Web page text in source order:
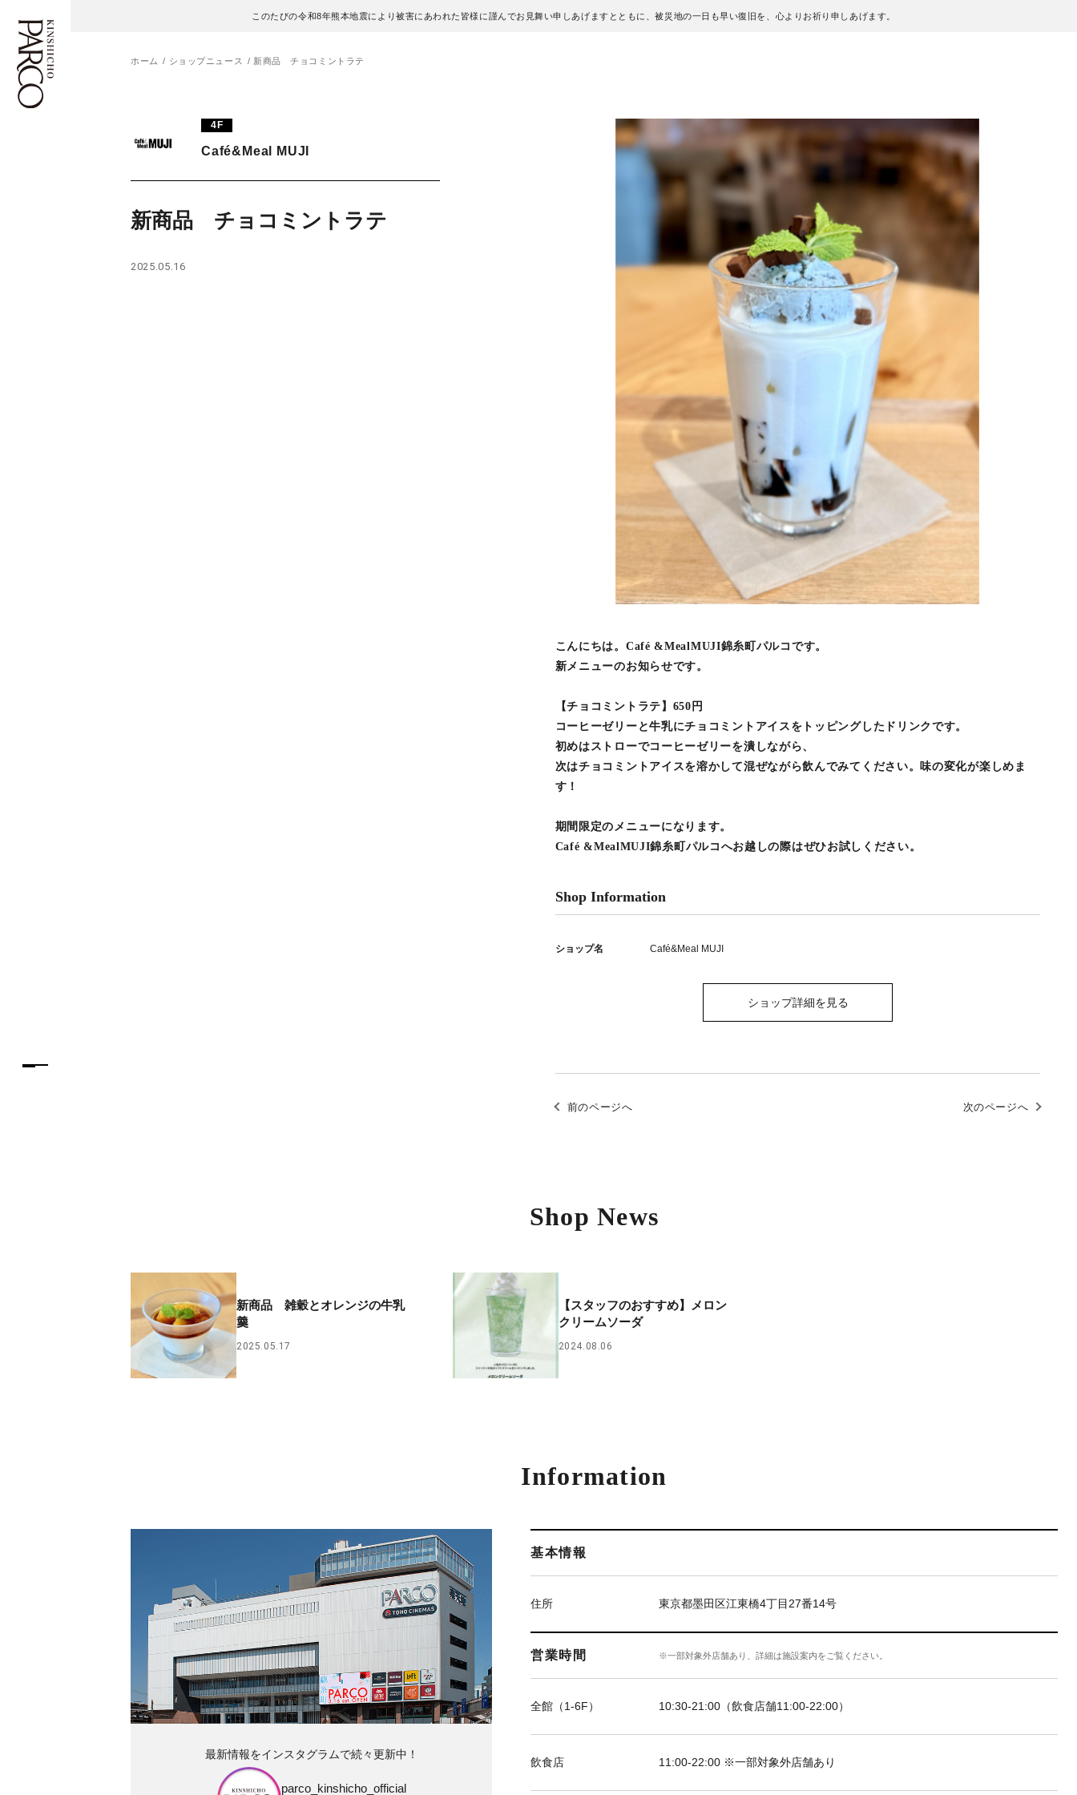
このたびの令和8年熊本地震により被害にあわれた皆様に謹んでお見舞い申しあげますとともに、被災地の一日も早い復旧を、心よりお祈り申しあげます。
施設案内・アクセス
ホーム ショップニュース 新商品 チョコミントラテ
4F
Café&Meal MUJI
新商品 チョコミントラテ
2025.05.16
こんにちは。Café &MealMUJI錦糸町パルコです。
新メニューのお知らせです。
【チョコミントラテ】650円
コーヒーゼリーと牛乳にチョコミントアイスをトッピングしたドリンクです。
初めはストローでコーヒーゼリーを潰しながら、
次はチョコミントアイスを溶かして混ぜながら飲んでみてください。味の変化が楽しめま
す！
期間限定のメニューになります。
Café &MealMUJI錦糸町パルコへお越しの際はぜひお試しください。
Shop Information
ショップ名 Café&Meal MUJI
ショップ詳細を見る
前のページへ 次のページへ
Shop News
新商品 雑穀とオレンジの牛乳
羹
2025.05.17
【スタッフのおすすめ】メロン
クリームソーダ
2024.08.06
Information
基本情報
住所 東京都墨田区江東橋4丁目27番14号
営業時間 ※一部対象外店舗あり、詳細は施設案内をご覧ください。
全館（1-6F） 10:30-21:00（飲食店舗11:00-22:00）
飲食店 11:00-22:00 ※一部対象外店舗あり
最新情報をインスタグラムで続々更新中！
parco_kinshicho_official